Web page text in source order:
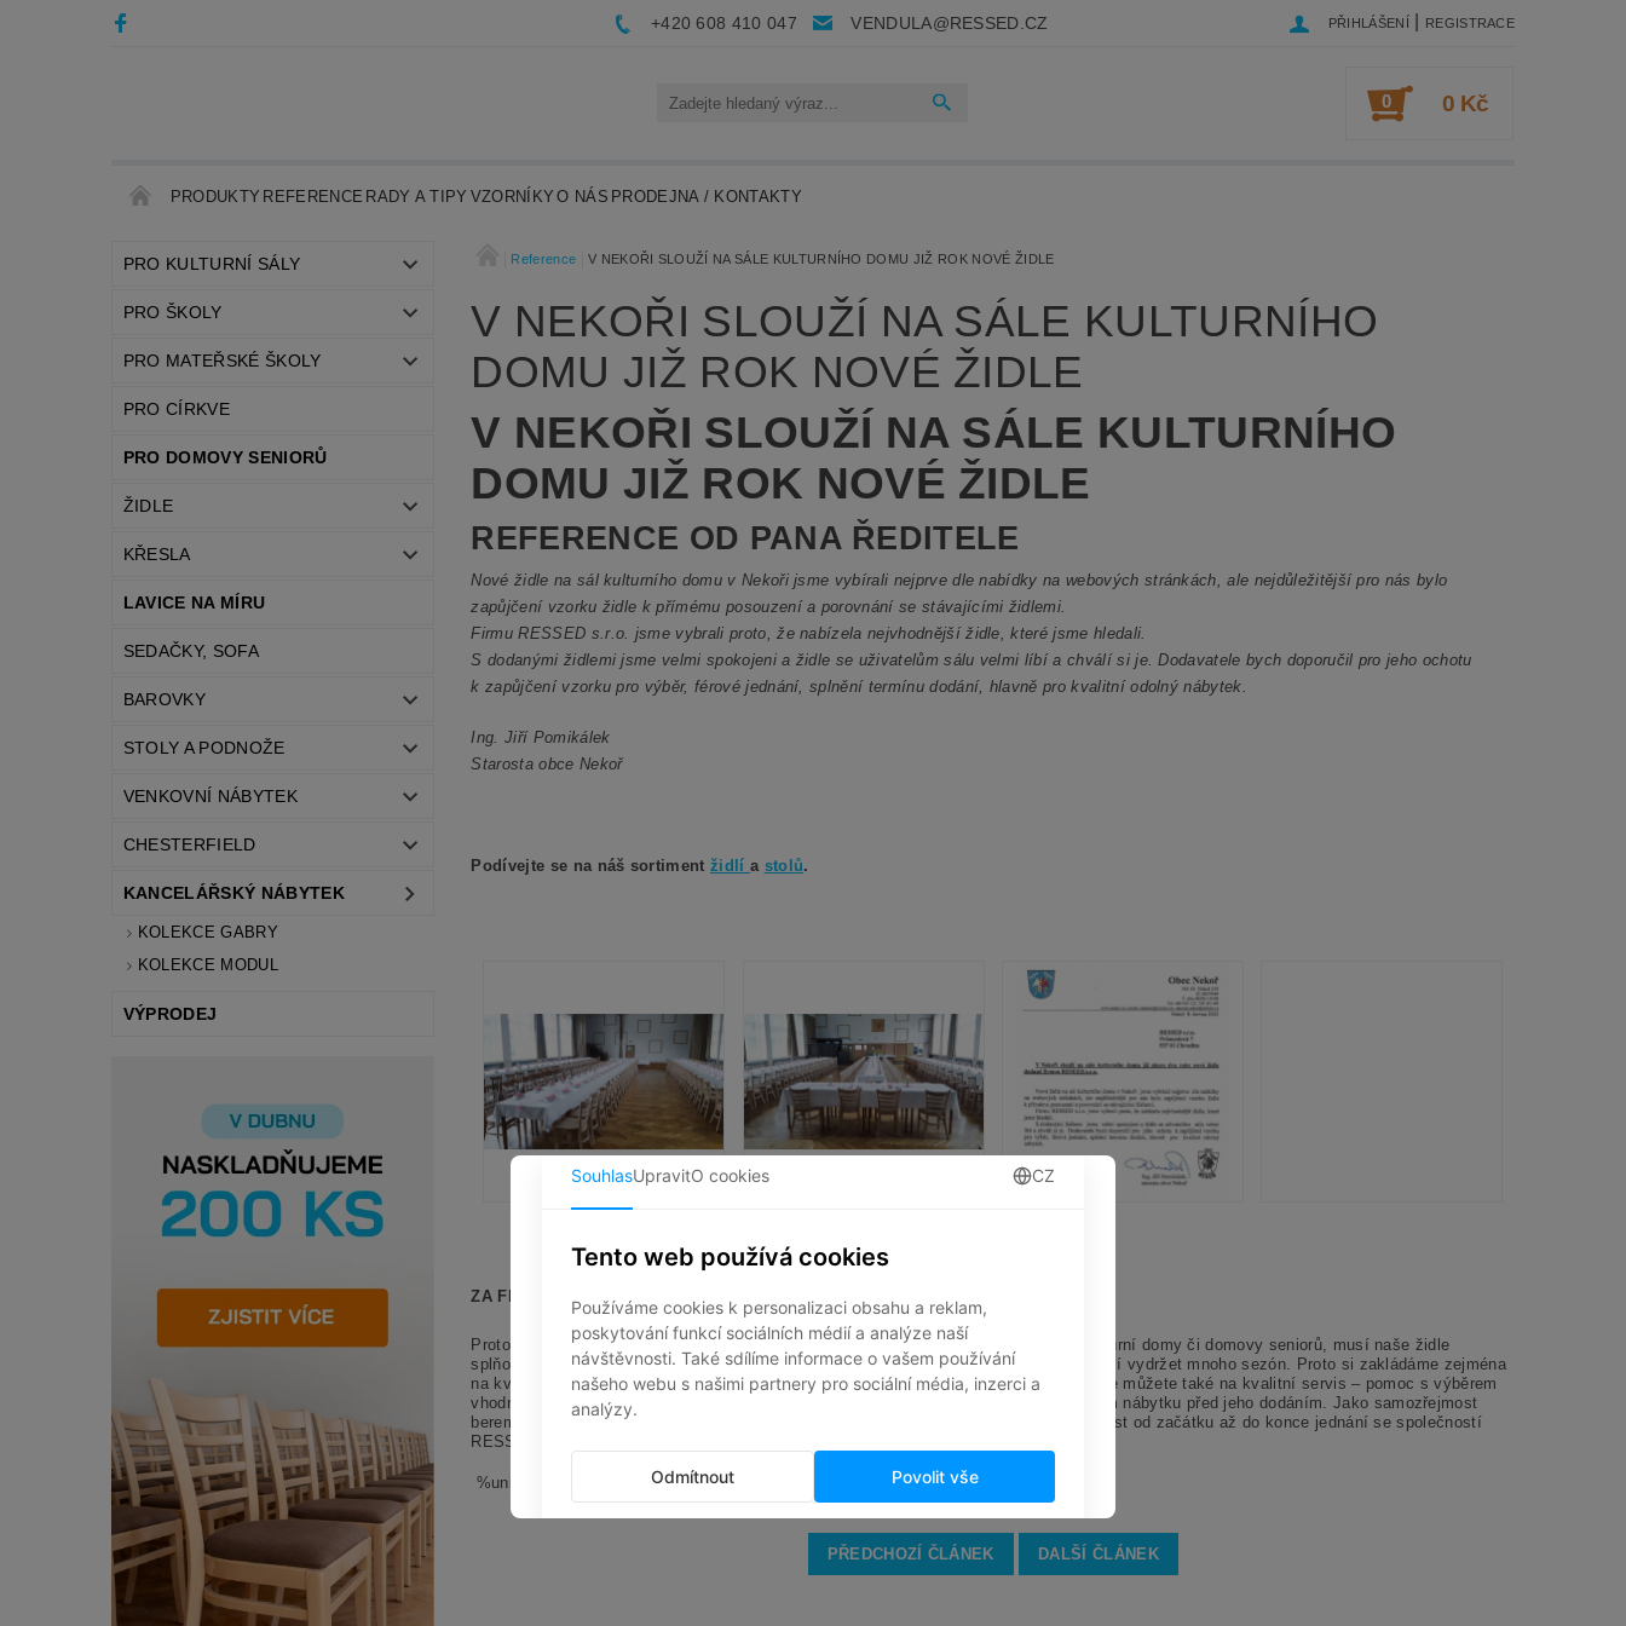
+420 608 410 047 VENDULA@RESSED.CZ PŘIHLÁŠENÍ REGISTRACE
0 0 Kč
PRODUKTY REFERENCE RADY A TIPY VZORNÍKY O NÁS PRODEJNA / KONTAKTY
PRO KULTURNÍ SÁLY
PRO ŠKOLY
PRO MATEŘSKÉ ŠKOLY
PRO CÍRKVE
PRO DOMOVY SENIORŮ
ŽIDLE
KŘESLA
LAVICE NA MÍRU
SEDAČKY, SOFA
BAROVKY
STOLY A PODNOŽE
VENKOVNÍ NÁBYTEK
CHESTERFIELD
KANCELÁŘSKÝ NÁBYTEK
KOLEKCE GABRY
KOLEKCE MODUL
VÝPRODEJ
Reference V NEKOŘI SLOUŽÍ NA SÁLE KULTURNÍHO DOMU JIŽ ROK NOVÉ ŽIDLE
V NEKOŘI SLOUŽÍ NA SÁLE KULTURNÍHO
DOMU JIŽ ROK NOVÉ ŽIDLE
V NEKOŘI SLOUŽÍ NA SÁLE KULTURNÍHO
DOMU JIŽ ROK NOVÉ ŽIDLE
REFERENCE OD PANA ŘEDITELE
Nové židle na sál kulturního domu v Nekoři jsme vybírali nejprve dle nabídky na webových stránkách, ale nejdůležitější pro nás bylo
zapůjčení vzorku židle k přímému posouzení a porovnání se stávajícími židlemi.
Firmu RESSED s.r.o. jsme vybrali proto, že nabízela nejvhodnější židle, které jsme hledali.
S dodanými židlemi jsme velmi spokojeni a židle se uživatelům sálu velmi líbí a chválí si je. Dodavatele bych doporučil pro jeho ochotu
k zapůjčení vzorku pro výběr, férové jednání, splnění termínu dodání, hlavně pro kvalitní odolný nábytek.
Ing. Jiří Pomikálek
Starosta obce Nekoř
Podívejte se na náš sortimentžidlí a stolů.
ZA FIRMU RESSED
Protože ročně vybavíme přes 100 veřejných prostorů, jako jsou společenské sály, kulturní domy či domovy seniorů, musí naše židle
splňovat i ty nejnáročnější požadavky. Víme totiž, že nábytek, který vám dodáme, musí vydržet mnoho sezón. Proto si zakládáme zejména
na kvalitních konstrukcích, odolnosti a široké nabídce potahových látek. Spolehnout se můžete také na kvalitní servis – pomoc s výběrem
vhodného nábytku, komunikace v každé fázi zakázky nebo třeba pomoc s uskladněním nábytku před jeho dodáním. Jako samozřejmost
bereme zapůjčení vzorků židlí k vyzkoušení. Nejen tyto benefity zaručí vaši spokojenost od začátku až do konce jednání se společností
RESSED s.r.o.
%universal_form%
PŘEDCHOZÍ ČLÁNEK DALŠÍ ČLÁNEK